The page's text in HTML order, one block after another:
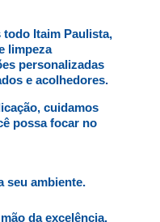
todo Itaim Paulista,
limpeza
personalizadas
e acolhedores.
cuidamos
possa focar no
seu ambiente.
da excelência.